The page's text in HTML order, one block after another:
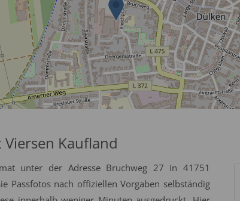
Kaufland
unter der Adresse Bruchweg 27 in 41751
Passfotos nach offiziellen Vorgaben selbständig